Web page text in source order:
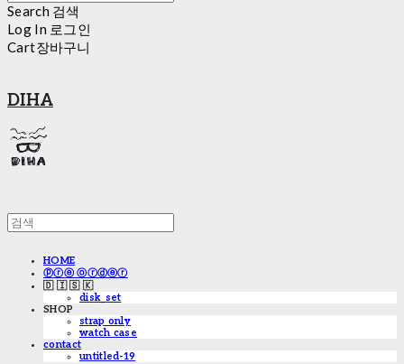
Search 검색
Log In 로그인
Cart장바구니
DIHA
HOME
ⓟⓡⓔ ⓞⓡⓓⓔⓡ
🇩 🇮 🇸 🇰
disk_set
SHOP
strap only
watch case
contact
untitled-19